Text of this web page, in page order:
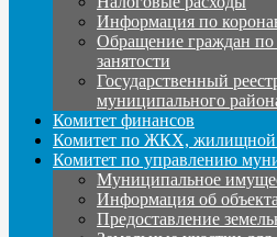
Информация по
Обращение граждан по
занятости
Государственный
муниципального
Комитет финансов
Комитет по ЖКХ, жилищной
Комитет по управлению
Муниципальное
Информация об
Предоставление